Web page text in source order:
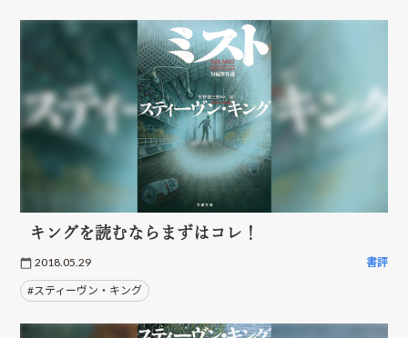
キングを読むならまずはコレ！
2018.05.29 書評
#スティーヴン・キング